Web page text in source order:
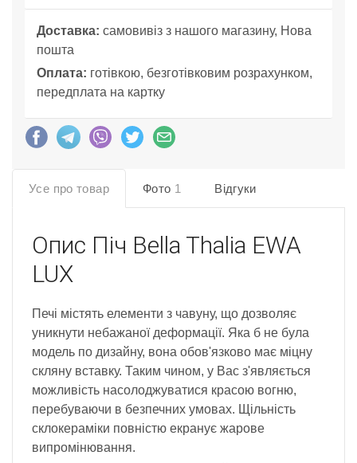
Доставка: самовивіз з нашого магазину, Нова
пошта
Оплата: готівкою, безготівковим розрахунком,
передплата на картку
Усе про товар Фото 1 Відгуки
Опис Піч Bella Thalia EWA
LUX
Печі містять елементи з чавуну, що дозволяє
уникнути небажаної деформації. Яка б не була
модель по дизайну, вона обов'язково має міцну
скляну вставку. Таким чином, у Вас з'являється
можливість насолоджуватися красою вогню,
перебуваючи в безпечних умовах. Щільність
склокераміки повністю екранує жарове
випромінювання.